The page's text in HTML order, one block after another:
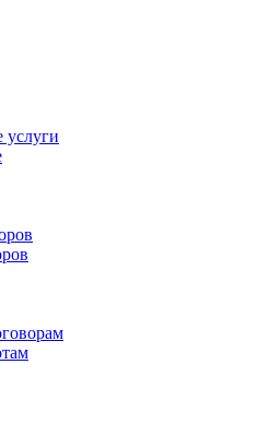
услуги